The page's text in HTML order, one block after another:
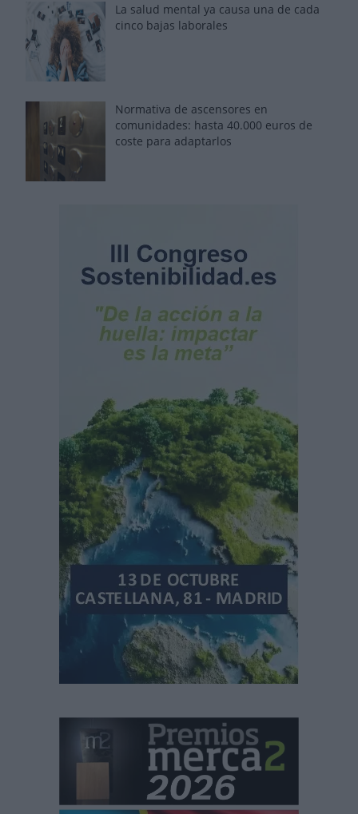
La salud mental ya causa una de cada
cinco bajas laborales
Normativa de ascensores en
comunidades: hasta 40.000 euros de
coste para adaptarlos